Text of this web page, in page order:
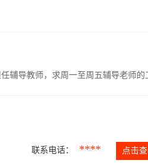
辅导教师，求周一至周五辅导老师的
联系电话： **** 点击